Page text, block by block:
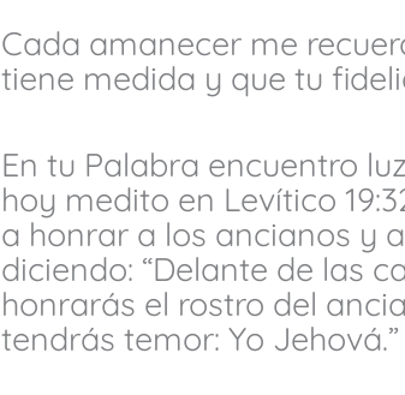
Cada amanecer me
tiene medida y que tu
En tu Palabra encuentro
hoy medito en Levítico
a honrar a los ancianos y
diciendo: “Delante de las
honrarás el rostro del
tendrás temor: Yo Jehová.”